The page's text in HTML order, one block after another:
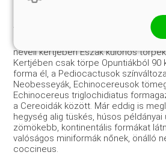
Vendéglátónk, Mrs. Heacock harminc
hegység erdők fölé nyúló kopár
neveli kertjében Észak különös
Kertjében csak törpe Opuntiákból 90
forma él, a Pedio­cactusok
Neobesseyák, Echino­cereusok
Echinocereus triglochidiatus
a Cereoidák között. Már eddig is
hegység alig tüskés, húsos
zömökebb, kontinentális formákat
valóságos miniformák nőnek, önálló
coccineus.